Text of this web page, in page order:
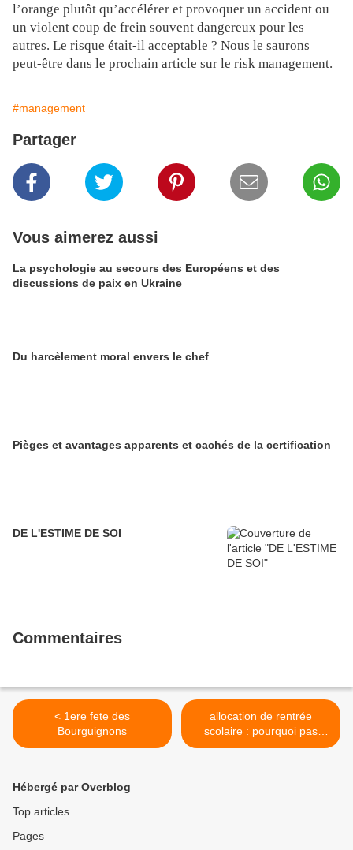
l’orange plutôt qu’accélérer et provoquer un accident ou
un violent coup de frein souvent dangereux pour les
autres. Le risque était-il acceptable ? Nous le saurons
peut-être dans le prochain article sur le risk management.
#management
Partager
Vous aimerez aussi
La psychologie au secours des Européens et des
discussions de paix en Ukraine
Du harcèlement moral envers le chef
Pièges et avantages apparents et cachés de la certification
DE L'ESTIME DE SOI
Commentaires
< 1ere fete des
Bourguignons
allocation de rentrée
scolaire : pourquoi pas
réduire le budget par une
Hébergé par Overblog
Top articles
Pages